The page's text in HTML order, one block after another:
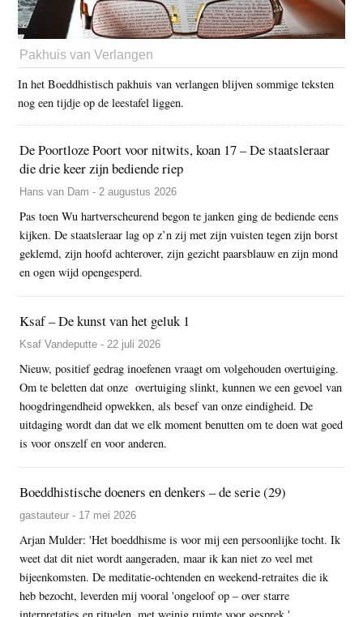
Pakhuis van Verlangen
In het Boeddhistisch pakhuis van verlangen blijven sommige teksten
nog een tijdje op de leestafel liggen.
De Poortloze Poort voor nitwits, koan 17 – De staatsleraar
die drie keer zijn bediende riep
Hans van Dam - 2 augustus 2026
Pas toen Wu hartverscheurend begon te janken ging de bediende eens
kijken. De staatsleraar lag op z’n zij met zijn vuisten tegen zijn borst
geklemd, zijn hoofd achterover, zijn gezicht paarsblauw en zijn mond
en ogen wijd opengesperd.
Ksaf – De kunst van het geluk 1
Ksaf Vandeputte - 22 juli 2026
Nieuw, positief gedrag inoefenen vraagt om volgehouden overtuiging.
Om te beletten dat onze overtuiging slinkt, kunnen we een gevoel van
hoogdringendheid opwekken, als besef van onze eindigheid. De
uitdaging wordt dan dat we elk moment benutten om te doen wat goed
is voor onszelf en voor anderen.
Boeddhistische doeners en denkers – de serie (29)
gastauteur - 17 mei 2026
Arjan Mulder: 'Het boeddhisme is voor mij een persoonlijke tocht. Ik
weet dat dit niet wordt aangeraden, maar ik kan niet zo veel met
bijeenkomsten. De meditatie-ochtenden en weekend-retraites die ik
heb bezocht, leverden mij vooral 'ongeloof op – over starre